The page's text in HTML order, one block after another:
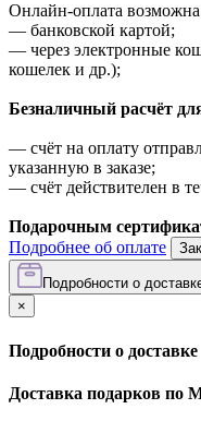
Онлайн-оплата
— банковской картой;
— через электронные
кошелек и др.);
Безналичный расчёт
— счёт на оплату
указанную в заказе;
— счёт действителен в
Подарочным
Подробнее об оплате
Подробности о
×
Подробности о доставке
Доставка подарков по